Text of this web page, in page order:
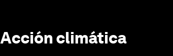
Acción climática